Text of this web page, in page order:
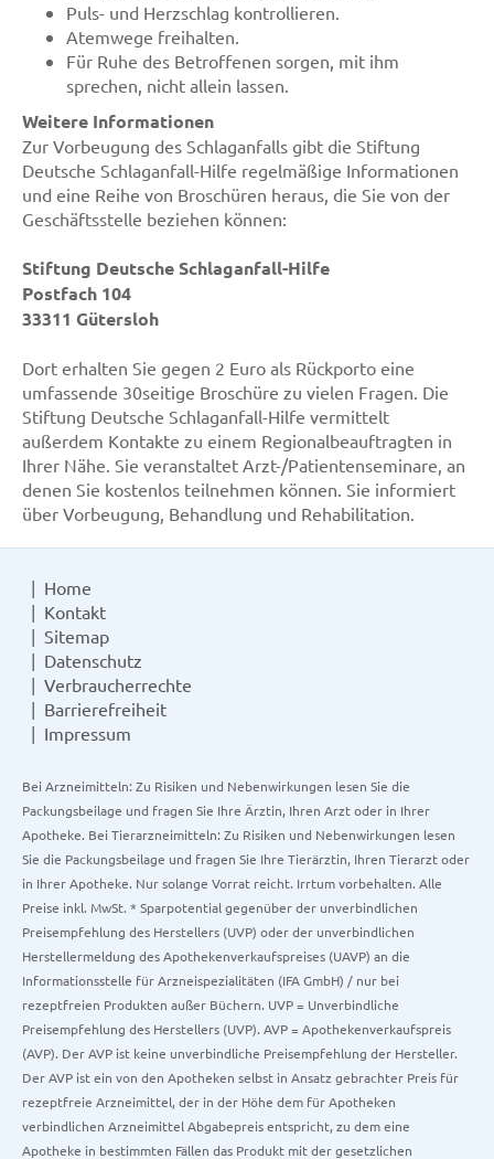
Puls- und Herzschlag kontrollieren.
Atemwege freihalten.
Für Ruhe des Betroffenen sorgen, mit ihm
sprechen, nicht allein lassen.
Weitere Informationen
Zur Vorbeugung des Schlaganfalls gibt die Stiftung
Deutsche Schlaganfall-Hilfe regelmäßige Informationen
und eine Reihe von Broschüren heraus, die Sie von der
Geschäftsstelle beziehen können:
Stiftung Deutsche Schlaganfall-Hilfe
Postfach 104
33311 Gütersloh
Dort erhalten Sie gegen 2 Euro als Rückporto eine
umfassende 30seitige Broschüre zu vielen Fragen. Die
Stiftung Deutsche Schlaganfall-Hilfe vermittelt
außerdem Kontakte zu einem Regionalbeauftragten in
Ihrer Nähe. Sie veranstaltet Arzt-/Patientenseminare, an
denen Sie kostenlos teilnehmen können. Sie informiert
über Vorbeugung, Behandlung und Rehabilitation.
Home
Kontakt
Sitemap
Datenschutz
Verbraucherrechte
Barrierefreiheit
Impressum
Bei Arzneimitteln: Zu Risiken und Nebenwirkungen lesen Sie die
Packungsbeilage und fragen Sie Ihre Ärztin, Ihren Arzt oder in Ihrer
Apotheke. Bei Tierarzneimitteln: Zu Risiken und Nebenwirkungen lesen
Sie die Packungsbeilage und fragen Sie Ihre Tierärztin, Ihren Tierarzt oder
in Ihrer Apotheke. Nur solange Vorrat reicht. Irrtum vorbehalten. Alle
Preise inkl. MwSt. * Sparpotential gegenüber der unverbindlichen
Preisempfehlung des Herstellers (UVP) oder der unverbindlichen
Herstellermeldung des Apothekenverkaufspreises (UAVP) an die
Informationsstelle für Arzneispezialitäten (IFA GmbH) / nur bei
rezeptfreien Produkten außer Büchern. UVP = Unverbindliche
Preisempfehlung des Herstellers (UVP). AVP = Apothekenverkaufspreis
(AVP). Der AVP ist keine unverbindliche Preisempfehlung der Hersteller.
Der AVP ist ein von den Apotheken selbst in Ansatz gebrachter Preis für
rezeptfreie Arzneimittel, der in der Höhe dem für Apotheken
verbindlichen Arzneimittel Abgabepreis entspricht, zu dem eine
Apotheke in bestimmten Fällen das Produkt mit der gesetzlichen